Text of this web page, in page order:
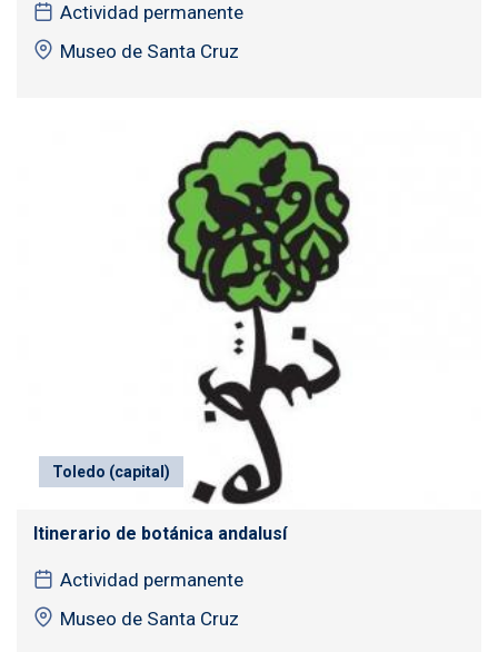
Actividad permanente
Museo de Santa Cruz
Toledo (capital)
Itinerario de botánica andalusí
Actividad permanente
Museo de Santa Cruz